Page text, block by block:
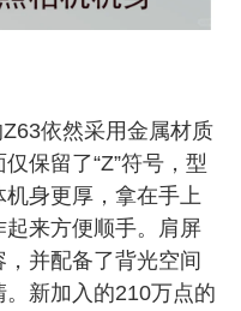
依然采用金属材质
保留了“Z”符号，型
身更厚，拿在手上
来方便顺手。肩屏
并配备了背光空间
新加入的210万点的